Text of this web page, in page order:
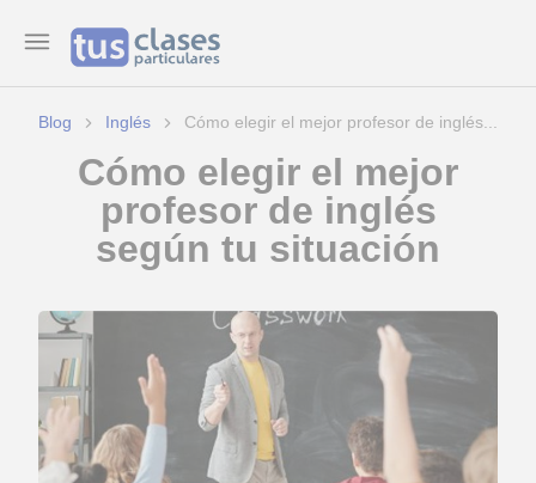
Blog Inglés Cómo elegir el mejor profesor de inglés...
Cómo elegir el mejor
profesor de inglés
según tu situación